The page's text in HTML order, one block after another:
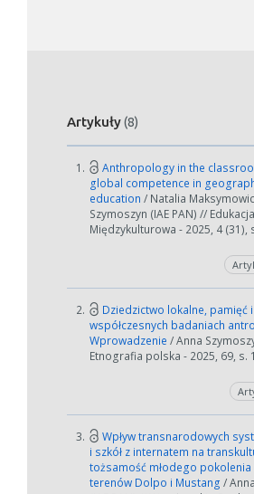
Artykuły(8)
1.
Anthropology in the
global competence in
education / Natalia
Szymoszyn (IAE PAN) // Edukacja
Międzykulturowa - 2025, 4 (31),
2.
Dziedzictwo lokalne, pamięć
współczesnych badaniach
Wprowadzenie / Anna
Etnografia polska - 2025, 69, s.
3.
Wpływ transnarodowych
i szkół z internatem na
tożsamość młodego pokolenia
terenów Dolpo i Mustang /